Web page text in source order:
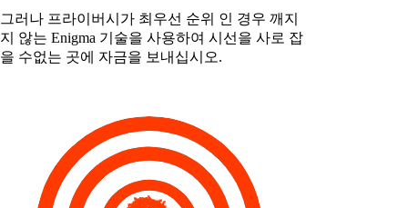
그러나 프라이버시가 최우선 순위 인 경우 깨지
지 않는 Enigma 기술을 사용하여 시선을 사로 잡
을 수없는 곳에 자금을 보내십시오.